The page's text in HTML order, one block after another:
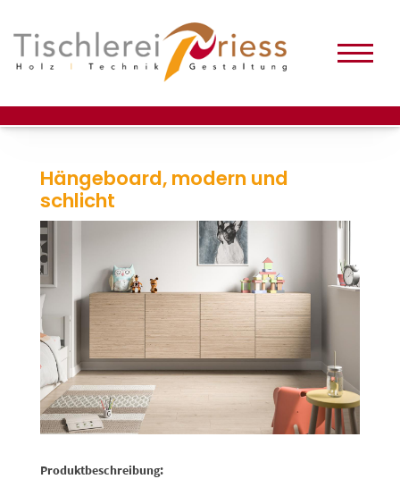
Hängeboard, modern und
schlicht
Produktbeschreibung: